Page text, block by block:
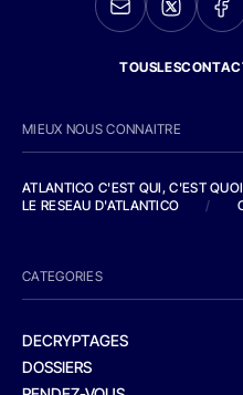
MIEUX NOUS CONNAITRE
ATLANTICO C'EST QUI, C'EST
LE RESEAU D'ATLANTICO
/
CATEGORIES
DECRYPTAGES
DOSSIERS